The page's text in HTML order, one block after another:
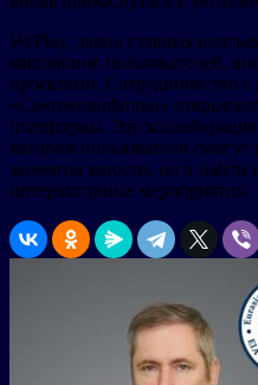
WePlay, давно ставшая
миллионов пользователей,
проектами. Сотрудничество с
«Союзмультфильм»
платформы. Эта коллаборация
котором пользователи
моменты юности, но и найти
интерактивные мероприятия.